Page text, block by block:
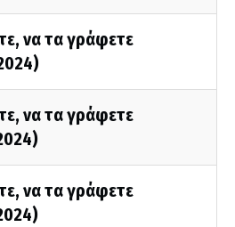
να τα γράφετε
να τα γράφετε
να τα γράφετε